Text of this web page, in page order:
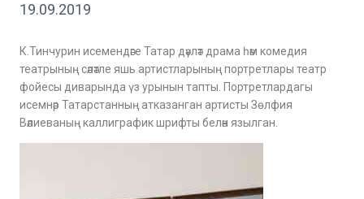
19.09.2019
К.Тинчурин исемендәге Татар дәүләт драма һәм комедия
театрының сәләтле яшь артистларының портретлары театр
фойесы диварында үз урынын тапты. Портретлардагы
исемнәр Татарстанның атказанган артисты Зөлфия
Вәлиеваның каллиграфик шрифты белән язылган.